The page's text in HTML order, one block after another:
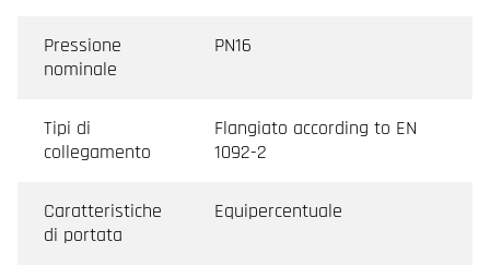
Pressione
nominale
PN16
Tipi di
collegamento
Flangiato according to EN
1092-2
Caratteristiche
di portata
Equipercentuale